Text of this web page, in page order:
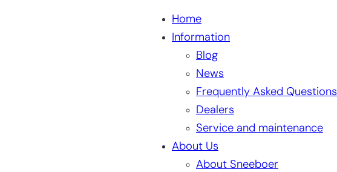
Home
Information
Blog
News
Frequently Asked Questions
Dealers
Service and maintenance
About Us
About Sneeboer